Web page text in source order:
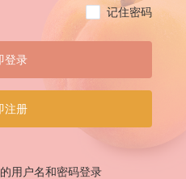
记住密码
登录
注册
用户名和密码登录